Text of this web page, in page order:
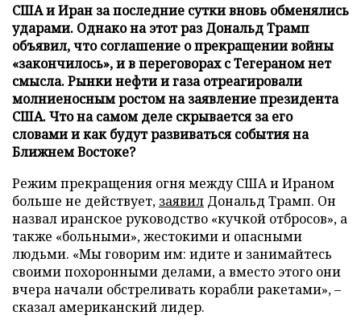
США и Иран за последние сутки вновь обменялись
ударами. Однако на этот раз Дональд Трамп
объявил, что соглашение о прекращении войны
«закончилось», и в переговорах с Тегераном нет
смысла. Рынки нефти и газа отреагировали
молниеносным ростом на заявление президента
США. Что на самом деле скрывается за его
словами и как будут развиваться события на
Ближнем Востоке?
Режим прекращения огня между США и Ираном
больше не действует, заявил Дональд Трамп. Он
назвал иранское руководство «кучкой отбросов», а
также «больными», жестокими и опасными
людьми. «Мы говорим им: идите и занимайтесь
своими похоронными делами, а вместо этого они
вчера начали обстреливать корабли ракетами», –
сказал американский лидер.